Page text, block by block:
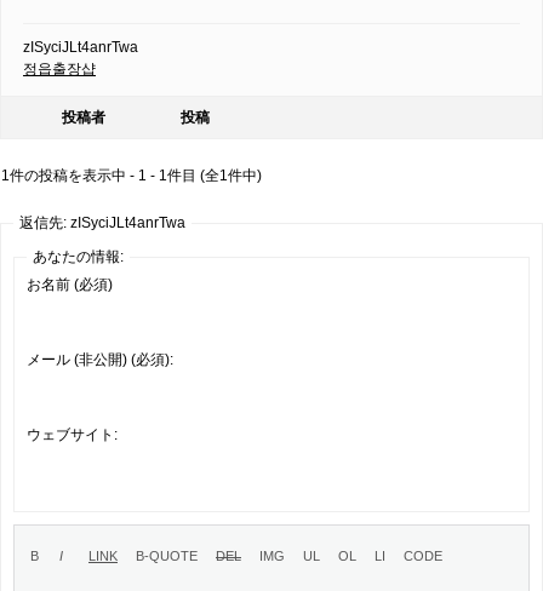
zISyciJLt4anrTwa
정읍출장샵
投稿者 投稿
1件の投稿を表示中 - 1 - 1件目 (全1件中)
返信先: zISyciJLt4anrTwa
あなたの情報:
お名前 (必須)
メール (非公開) (必須):
ウェブサイト: